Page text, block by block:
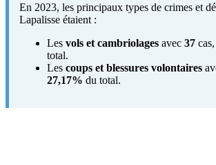
En 2023, les principaux types de crimes et
Lapalisse étaient :
Les vols et cambriolages avec 37
total.
Les coups et blessures volontaires
27,17% du total.